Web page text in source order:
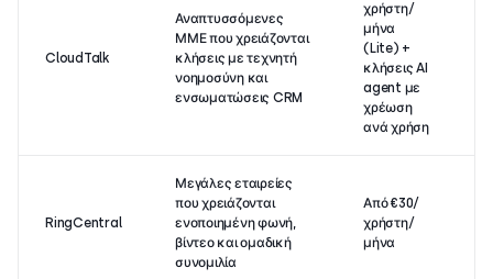
CloudTalk
Αναπτυσσόμενες
ΜΜΕ που χρειάζονται
κλήσεις με τεχνητή
νοημοσύνη και
ενσωματώσεις CRM
χρήστη/
μήνα
(Lite) +
κλήσεις AI
agent με
χρέωση
ανά χρήση
RingCentral
Μεγάλες εταιρείες
που χρειάζονται
ενοποιημένη φωνή,
βίντεο και ομαδική
συνομιλία
Από €30/
χρήστη/
μήνα